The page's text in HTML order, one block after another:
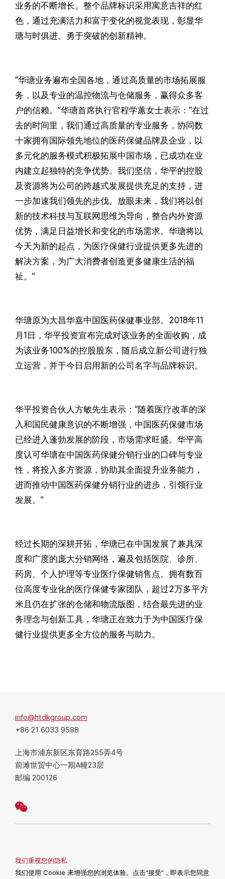
业务的不断增长。整个品牌标识采用寓意吉祥的红
色，通过充满活力和富于变化的视觉表现，彰显华
瑭与时俱进、勇于突破的创新精神。
“华瑭业务遍布全国各地，通过高质量的市场拓展服
务，以及专业的温控物流与仓储服务，赢得众多客
户的信赖。”华瑭首席执行官程学蕙女士表示：“在过
去的时间里，我们通过高质量的专业服务，协同数
十家拥有国际领先地位的医药保健品牌及企业，以
多元化的服务模式积极拓展中国市场，已成功在业
内建立起独特的竞争优势。我们坚信，华平的控股
及资源将为公司的跨越式发展提供充足的支持，进
一步加速我们领先的步伐。放眼未来，我们将以创
新的技术科技与互联网思维为导向，整合内外资源
优势，满足日益增长和变化的市场需求。华瑭将以
今天为新的起点，为医疗保健行业提供更多先进的
解决方案，为广大消费者创造更多健康生活的福
祉。”
华瑭原为大昌华嘉中国医药保健事业部。2018年11
月1日，华平投资宣布完成对该业务的全面收购，成
为该业务100%的控股股东，随后成立新公司进行独
立运营，并于今日启用新的公司名字与品牌标识。
华平投资合伙人方敏先生表示：“随着医疗改革的深
入和国民健康意识的不断增强，中国医药保健市场
已经进入蓬勃发展的阶段，市场需求旺盛。华平高
度认可华瑭在中国医药保健分销行业的口碑与专业
性，将投入多方资源，协助其全面提升业务能力，
进而推动中国医药保健分销行业的进步，引领行业
发展。”
经过长期的深耕开拓，华瑭已在中国发展了兼具深
度和广度的庞大分销网络，遍及包括医院、诊所、
药房、个人护理等专业医疗保健销售点。拥有数百
位高度专业化的医疗保健专家团队，超过2万多平方
米且仍在扩张的仓储和物流版图，结合最先进的业
务理念与创新工具，华瑭正在致力于为中国医疗保
健行业提供更多全方位的服务与助力。
info@htdkgroup.com
+86 21 6033 9588
上海市浦东新区东育路255弄4号
前滩世贸中心一期A幢23层
邮编 200126
Dun & Bradstreet | AEO | GMP | GDP | GOP | ISO9001 | ISO13485 |
EcoVadis | ISO14001 | ISO45001 | ISO22301 | ISO20000 | ISO27001 |
我们重视您的隐私
我们使用 Cookie 来增强您的浏览体验。点击“接受”，即表示您同意